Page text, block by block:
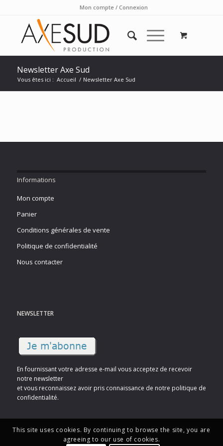
Mon compte / Connexion
Newsletter Axe Sud
Vous êtes ici : Accueil / Newsletter Axe Sud
Informations
Mon compte
Panier
Conditions générales de vente
Politique de confidentialité
Nous contacter
NEWSLETTER
En fournissant votre adresse e-mail vous acceptez de recevoir
notre newsletter
et vous reconnaissez avoir pris connaissance de notre politique de
confidentialité.
This site uses cookies. By continuing to browse the site, you are
agreeing to our use of cookies.